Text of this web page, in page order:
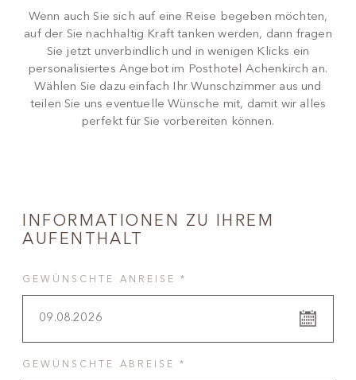
Wenn auch Sie sich auf eine Reise begeben möchten,
auf der Sie nachhaltig Kraft tanken werden, dann fragen
Sie jetzt unverbindlich und in wenigen Klicks ein
personalisiertes Angebot im Posthotel Achenkirch an.
Wählen Sie dazu einfach Ihr Wunschzimmer aus und
teilen Sie uns eventuelle Wünsche mit, damit wir alles
perfekt für Sie vorbereiten können.
INFORMATIONEN ZU IHREM
AUFENTHALT
GEWÜNSCHTE ANREISE *
09.08.2026
GEWÜNSCHTE ABREISE *